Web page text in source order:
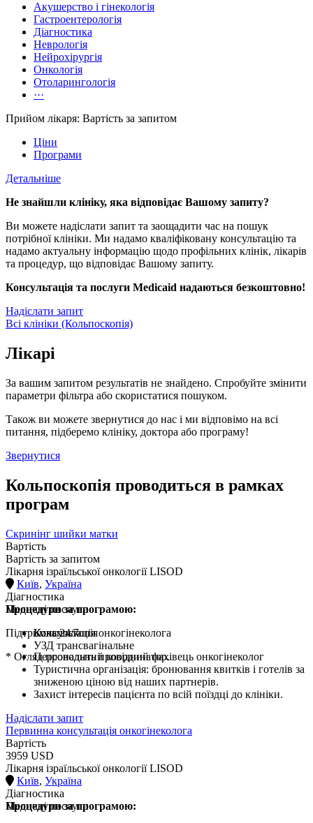
Акушерство і гінекологія
Гастроентерологія
Діагностика
Неврологія
Нейрохірургія
Онкологія
Отоларингологія
···
Прийом лікаря: Вартість за запитом
Ціни
Програми
Детальніше
Не знайшли клініку, яка відповідає Вашому запиту?
Ви можете надіслати запит та заощадити час на пошук
потрібної клініки. Ми надамо кваліфіковану консультацію та
надамо актуальну інформацію щодо профільних клінік, лікарів
та процедур, що відповідає Вашому запиту.
Консультація та послуги Medicaid надаються безкоштовно!
Надіслати запит
Всі клініки (Кольпоскопія)
Лікарі
За вашим запитом результатів не знайдено. Спробуйте змінити
параметри фільтра або скористатися пошуком.
Також ви можете звернутися до нас і ми відповімо на всі
питання, підберемо клініку, доктора або програму!
Звернутися
Кольпоскопія проводиться в рамках
програм
Скринінг шийки матки
Вартість
Вартість за запитом
Лікарня ізраїльської онкології LISOD
Київ, Україна
Діагностика
Процедури за програмою:
Кольпоскопія
УЗД трансвагінальне
Медичні послуги
Консультація онкогінеколога
* Огляд проводить провідний фахівець онкогінеколог
Підтримка 24/7
Персональний координатор.
Туристична організація: бронювання квитків і готелів за
зниженою ціною від наших партнерів.
Захист інтересів пацієнта по всій поїздці до клініки.
Надіслати запит
Первинна консультація онкогінеколога
Вартість
3959 USD
Лікарня ізраїльської онкології LISOD
Київ, Україна
Діагностика
Процедури за програмою:
Медичні послуги